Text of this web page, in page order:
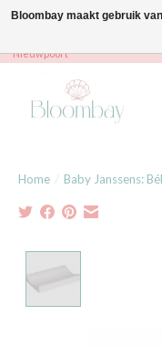
Bloombay - Babies & Kids -
Nieuwpoort
Home / Baby Janssens:
Bloombay maakt gebruik